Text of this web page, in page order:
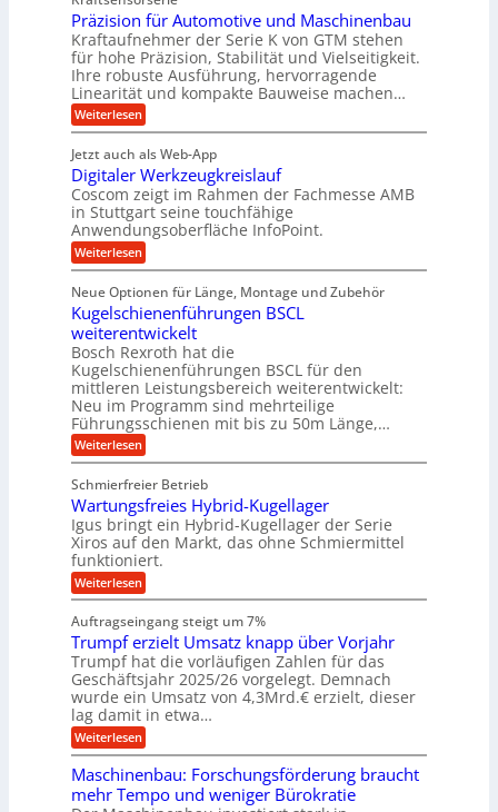
e
c
h
w
i
n
d
e
t
i
e
b
e
f
ü
r
r
a
u
e
U
m
g
e
b
u
n
g
e
n
u
n
d
A
u
f
t
r
a
g
s
e
i
g
a
n
g
o
s
e
,
w
e
n
i
g
e
r
S
t
e
l
l
e
n
h
n
s
t
a
n
g
e
n
e
t
r
i
e
b
e
f
r
p
r
ä
z
i
s
e
H
u
b
e
w
e
g
u
n
g
e
Präzision für Automotive und Maschinenbau
Kraftaufnehmer der Serie K von GTM stehen
für hohe Präzision, Stabilität und Vielseitigkeit.
Ihre robuste Ausführung, hervorragende
Linearität und kompakte Bauweise machen…
Weiterlesen:
P
ä
z
i
s
i
o
n
f
r
A
u
t
o
m
o
t
i
v
e
n
d
M
a
s
c
h
i
e
n
b
a
u
Jetzt auch als Web-App
Digitaler Werkzeugkreislauf
Coscom zeigt im Rahmen der Fachmesse AMB
in Stuttgart seine touchfähige
Anwendungsoberfläche InfoPoint.
Weiterlesen:
D
g
i
t
a
l
e
r
W
e
r
k
z
e
u
g
k
r
e
i
s
a
u
f
Neue Optionen für Länge, Montage und Zubehör
Kugelschienenführungen BSCL
weiterentwickelt
Bosch Rexroth hat die
Kugelschienenführungen BSCL für den
mittleren Leistungsbereich weiterentwickelt:
Neu im Programm sind mehrteilige
Führungsschienen mit bis zu 50m Länge,…
Weiterlesen:
K
g
e
l
s
c
h
i
e
e
n
f
ü
h
r
u
n
g
e
n
B
Schmierfreier Betrieb
Wartungsfreies Hybrid-Kugellager
Igus bringt ein Hybrid-Kugellager der Serie
Xiros auf den Markt, das ohne Schmiermittel
funktioniert.
Weiterlesen:
W
r
t
u
n
g
s
r
e
e
s
Auftragseingang steigt um 7%
Trumpf erzielt Umsatz knapp über Vorjahr
Trumpf hat die vorläufigen Zahlen für das
Geschäftsjahr 2025/26 vorgelegt. Demnach
wurde ein Umsatz von 4,3Mrd.€ erzielt, dieser
lag damit in etwa…
Weiterlesen:
T
u
m
Maschinenbau: Forschungsförderung braucht
mehr Tempo und weniger Bürokratie